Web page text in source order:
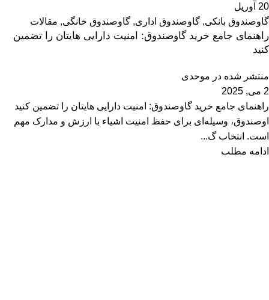
20 آوریل
گاوصندوق بانکی, گاوصندوق اداری, گاوصندوق خانگی, مقالات
راهنمای جامع خرید گاوصندوق: امنیت دارایی هایتان را تضمین
کنید
منتشر شده در موحدی
2 می, 2025
راهنمای جامع خرید گاوصندوق: امنیت دارایی هایتان را تضمین کنید
اوصندوق، وسیله‌ای برای حفظ امنیت اشیاء با ارزش و مدارک مهم
است. انتخاب گ...
ادامه مطلب